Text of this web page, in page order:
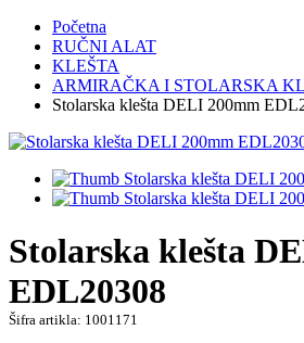
Početna
RUČNI ALAT
KLEŠTA
ARMIRAČKA I STOLARSKA
Stolarska klešta DELI 200mm
Stolarska klešta
EDL20308
Šifra artikla: 1001171